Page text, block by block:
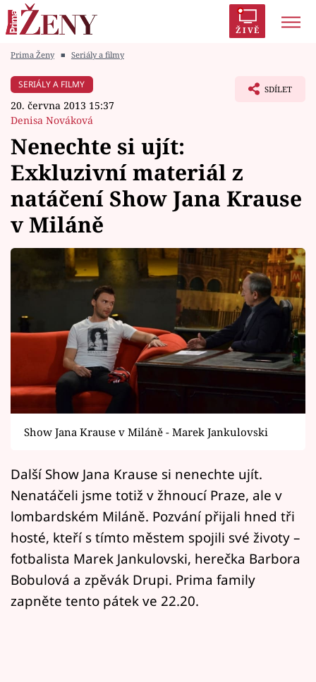
ŽIVĚ
Módní alarm
Témata
Celebrity
Vztahy
Horoskopy
Sledujte prima+
Filmový festival Karlovy Vary
Přihlášení
Sledujte nás
Prima Ženy ■ Seriály a filmy
SERIÁLY A FILMY
20. června 2013 15:37
Denisa Nováková
SDÍLET
Nenechte si ujít:
Exkluzivní materiál z
natáčení Show Jana Krause
v Miláně
Show Jana Krause v Miláně - Marek Jankulovski
Další Show Jana Krause si nenechte ujít.
Nenatáčeli jsme totiž v žhnoucí Praze, ale v
lombardském Miláně. Pozvání přijali hned tři
hosté, kteří s tímto městem spojili své životy –
fotbalista Marek Jankulovski, herečka Barbora
Bobulová a zpěvák Drupi. Prima family
zapněte tento pátek ve 22.20.